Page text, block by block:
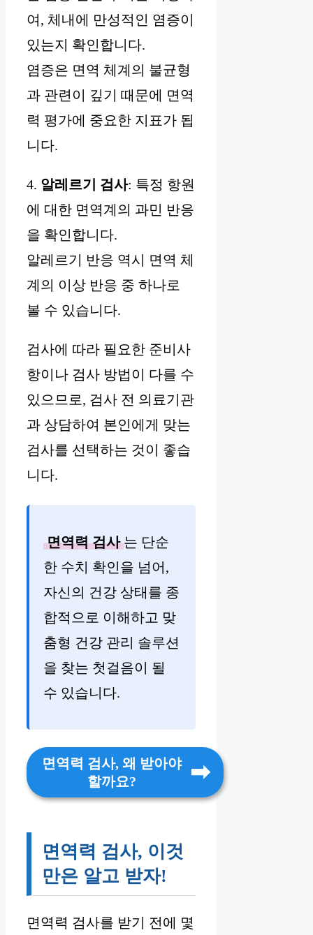
여, 체내에 만성적인 염증이
있는지 확인합니다.
염증은 면역 체계의 불균형
과 관련이 깊기 때문에 면역
력 평가에 중요한 지표가 됩
니다.
4. 알레르기 검사: 특정 항원
에 대한 면역계의 과민 반응
을 확인합니다.
알레르기 반응 역시 면역 체
계의 이상 반응 중 하나로
볼 수 있습니다.
검사에 따라 필요한 준비사
항이나 검사 방법이 다를 수
있으므로, 검사 전 의료기관
과 상담하여 본인에게 맞는
검사를 선택하는 것이 좋습
니다.
면역력 검사 는 단순
한 수치 확인을 넘어,
자신의 건강 상태를 종
합적으로 이해하고 맞
춤형 건강 관리 솔루션
을 찾는 첫걸음이 될
수 있습니다.
면역력 검사, 왜 받아야
할까요?
면역력 검사, 이것
만은 알고 받자!
면역력 검사를 받기 전에 몇